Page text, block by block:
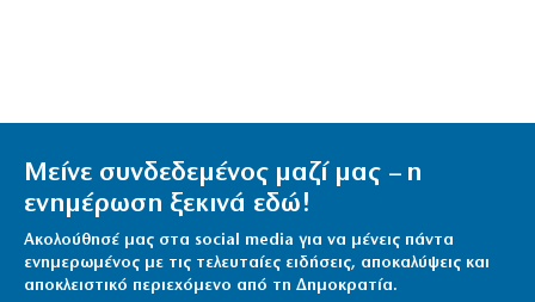
Μείνε συνδεδεμένος μαζί μας – η
ενημέρωση ξεκινά εδώ!
Ακολούθησέ μας στα social media για να μένεις πάντα
ενημερωμένος με τις τελευταίες ειδήσεις, αποκαλύψεις και
αποκλειστικό περιεχόμενο από τη Δημοκρατία.